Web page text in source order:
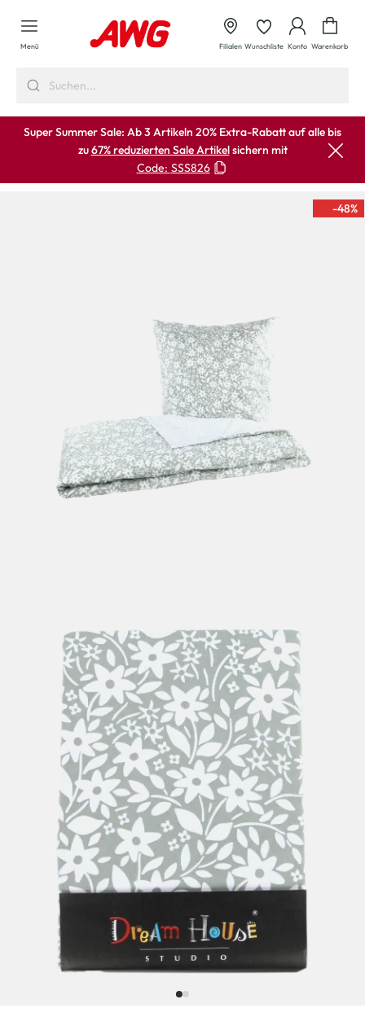
springen
Menü Filialen Wunschliste Konto Warenkorb
Super Summer Sale: Ab 3 Artikeln 20% Extra-Rabatt auf alle bis
zu67% reduzierten Sale Artikelsichern mit
Code: SSS826
-48%